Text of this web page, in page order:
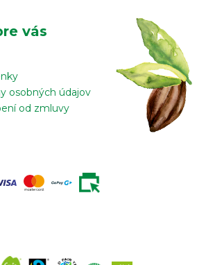
vás
osobných údajov
od zmluvy